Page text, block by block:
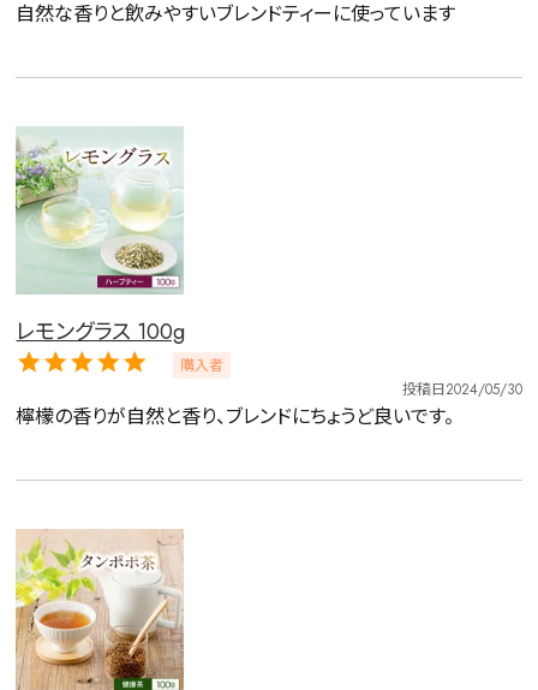
容量を選択
自然な香りと飲みやすいブレンドティーに使っています
レモングラス 100g
購入者
投稿日2024/05/30
檸檬の香りが自然と香り、ブレンドにちょうど良いです。